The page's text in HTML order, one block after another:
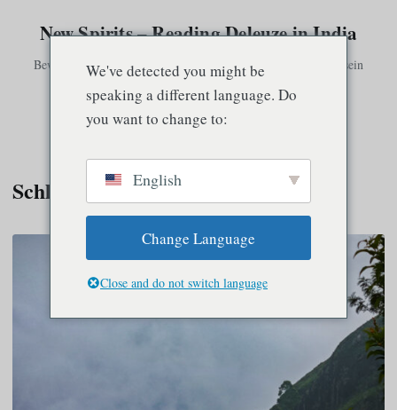
New Spirits – Reading Deleuze in India
Bewusstsein existiert nur in Verbindung mit anderem Bewusstsein
Speisekarte
Schlagwort: Brahman
We've detected you might be
speaking a different language. Do
you want to change to:
English
Change Language
Close and do not switch language